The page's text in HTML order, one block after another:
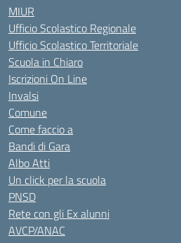
MIUR
Ufficio Scolastico Regionale
Ufficio Scolastico Territoriale
Scuola in Chiaro
Iscrizioni On Line
Invalsi
Comune
Come faccio a
Bandi di Gara
Albo Atti
Un click per la scuola
PNSD
Rete con gli Ex alunni
AVCP/ANAC